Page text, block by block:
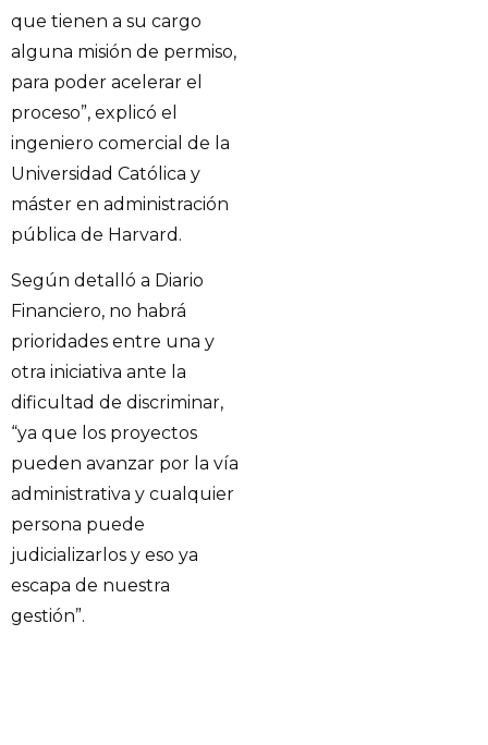
que tienen a su cargo
alguna misión de permiso,
para poder acelerar el
proceso”, explicó el
ingeniero comercial de la
Universidad Católica y
máster en administración
pública de Harvard.
Según detalló a Diario
Financiero, no habrá
prioridades entre una y
otra iniciativa ante la
dificultad de discriminar,
“ya que los proyectos
pueden avanzar por la vía
administrativa y cualquier
persona puede
judicializarlos y eso ya
escapa de nuestra
gestión”.